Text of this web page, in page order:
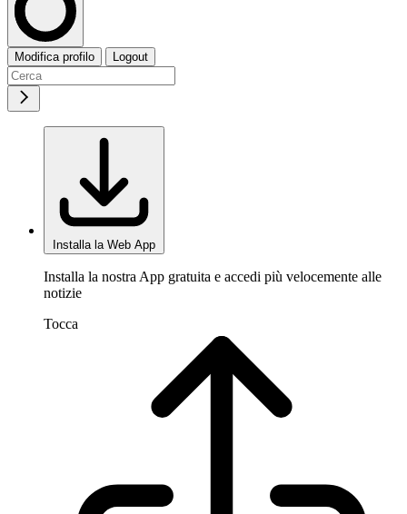
Modifica profilo Logout
Installa la Web App
Installa la nostra App gratuita e accedi più velocemente alle
notizie
Tocca